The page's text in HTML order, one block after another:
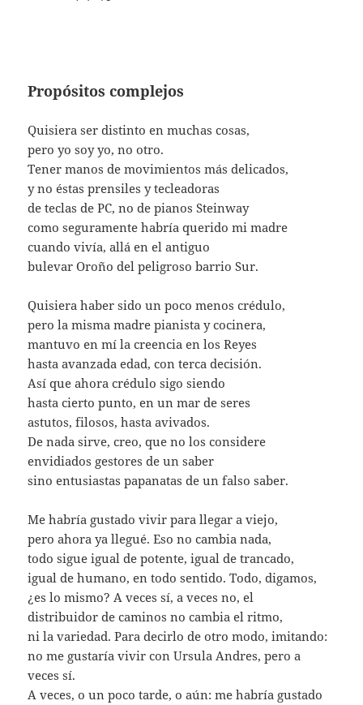
Propósitos complejos
Quisiera ser distinto en muchas cosas,
pero yo soy yo, no otro.
Tener manos de movimientos más delicados,
y no éstas prensiles y tecleadoras
de teclas de PC, no de pianos Steinway
como seguramente habría querido mi madre
cuando vivía, allá en el antiguo
bulevar Oroño del peligroso barrio Sur.
Quisiera haber sido un poco menos crédulo,
pero la misma madre pianista y cocinera,
mantuvo en mí la creencia en los Reyes
hasta avanzada edad, con terca decisión.
Así que ahora crédulo sigo siendo
hasta cierto punto, en un mar de seres
astutos, filosos, hasta avivados.
De nada sirve, creo, que no los considere
envidiados gestores de un saber
sino entusiastas papanatas de un falso saber.
Me habría gustado vivir para llegar a viejo,
pero ahora ya llegué. Eso no cambia nada,
todo sigue igual de potente, igual de trancado,
igual de humano, en todo sentido. Todo, digamos,
¿es lo mismo? A veces sí, a veces no, el
distribuidor de caminos no cambia el ritmo,
ni la variedad. Para decirlo de otro modo, imitando:
no me gustaría vivir con Ursula Andres, pero a
veces sí.
A veces, o un poco tarde, o aún: me habría gustado